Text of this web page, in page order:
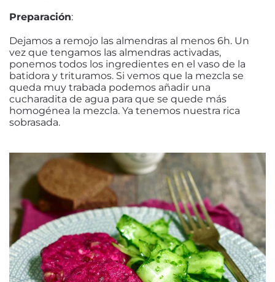
Preparación:
Dejamos a remojo las almendras al menos 6h. Un
vez que tengamos las almendras activadas,
ponemos todos los ingredientes en el vaso de la
batidora y trituramos. Si vemos que la mezcla se
queda muy trabada podemos añadir una
cucharadita de agua para que se quede más
homogénea la mezcla. Ya tenemos nuestra rica
sobrasada.